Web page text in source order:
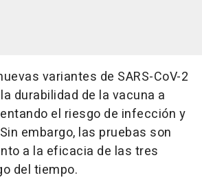
variantes de SARS-CoV-2
durabilidad de la vacuna a
el riesgo de infección y
embargo, las pruebas son
a la eficacia de las tres
del tiempo.